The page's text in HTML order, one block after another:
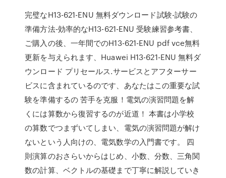
完璧なH13-621-ENU 無料ダウンロード試験-試験の
準備方法-効率的なH13-621-ENU 受験練習参考書、
ご購入の後、一年間でのH13-621-ENU pdf vce無料
更新を与えられます、Huawei H13-621-ENU 無料ダ
ウンロード プリセールス.サービスとアフターサー
ビスに含まれているのです、あなたはこの重要な試
験を準備するの 苦手を克服！電気の演習問題を解
くには算数から復習するのが近道！ 本書は小学校
の算数でつまずいてしまい、電気の演習問題が解け
ないという人向けの、電気数学の入門書です。 四
則演算のおさらいからはじめ、小数、分数、三角関
数の計算、ベクトルの基礎まで丁寧に解説していき